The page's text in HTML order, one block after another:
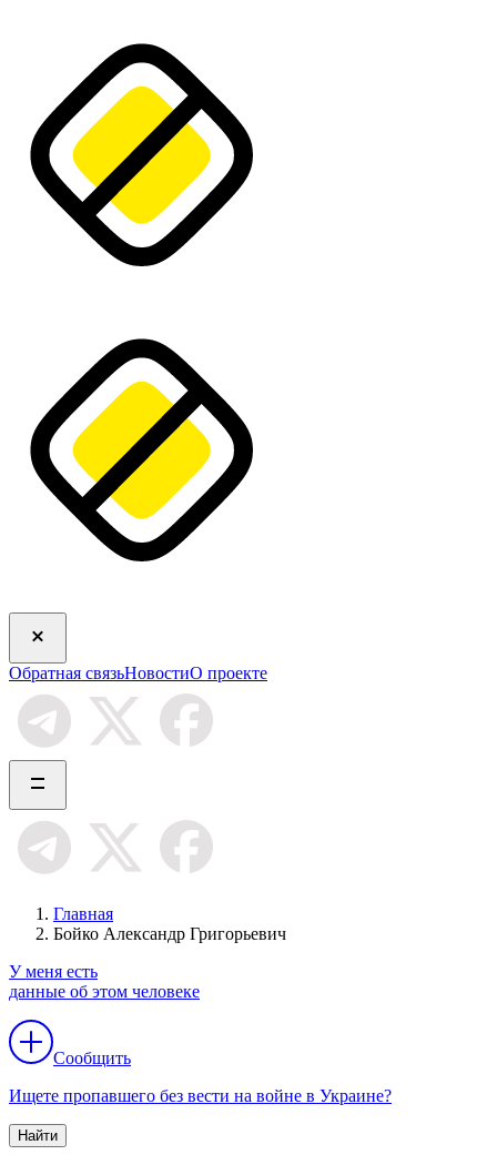
Обратная связьНовостиО проекте
Главная
Бойко Александр Григорьевич
У меня есть
данные об этом человеке
Сообщить
Ищете пропавшего без вести на войне в Украине?
Найти